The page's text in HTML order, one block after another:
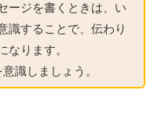
ージを書くときは、い
識することで、伝わり
なります。
識しましょう。